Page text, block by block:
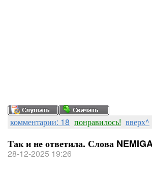
комментарии: 18 понравилось! вверх^
Так и не ответила. Слова
28-12-2025 19:26